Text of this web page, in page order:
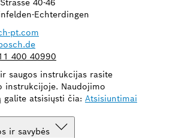
40-46
Echterdingen
pt.com
400 40990
saugos instrukcijas rasite
instrukcijoje. Naudojimo
galite atsisiųsti čia: Atsisiuntimai
ir savybės